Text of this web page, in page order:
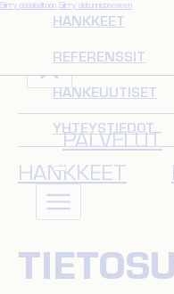
Siirry pääsisältöön Siirry alatunnisteeseen
HANKKEET
REFERENSSIT
HANKEUUTISET
YHTEYSTIEDOT
PALVELUT
HANKKEET